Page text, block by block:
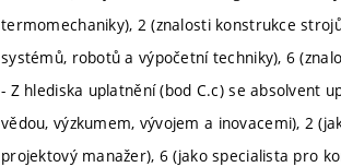
termomechaniky), 2 (znalosti konstrukce
systémů, robotů a výpočetní techniky), 6
- Z hlediska uplatnění (bod C.c) se absolvent
vědou, výzkumem, vývojem a inovacemi), 2
projektový manažer), 6 (jako specialista pro